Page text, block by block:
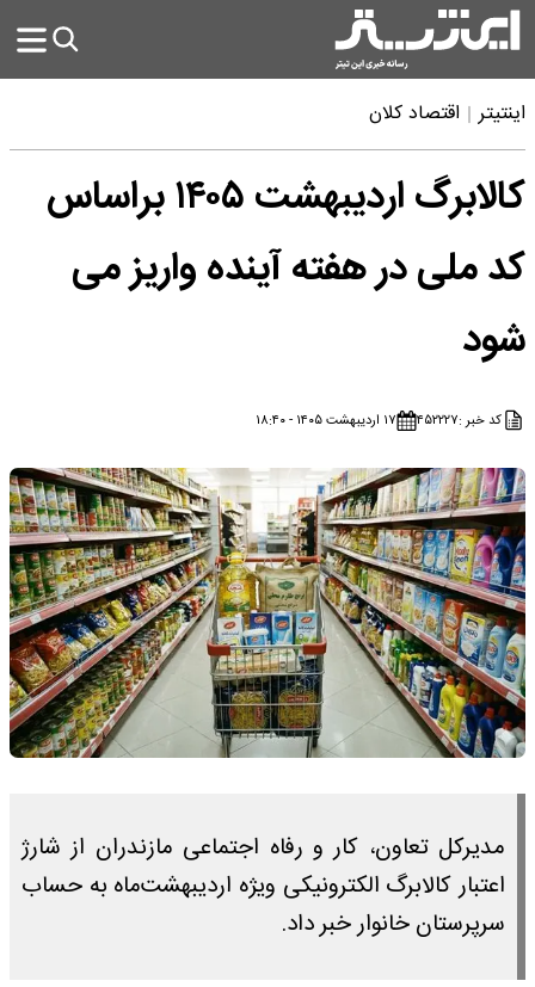
اینتیتر اقتصاد کلان
کالابرگ اردیبهشت ۱۴۰۵ براساس
کد ملی در هفته آینده واریز می
شود
کد خبر :۴۵۲۲۲۷ ۱۷ اردیبهشت ۱۴۰۵ - ۱۸:۴۰
مدیرکل تعاون، کار و رفاه اجتماعی مازندران از شارژ
اعتبار کالابرگ الکترونیکی ویژه اردیبهشت‌ماه به حساب
سرپرستان خانوار خبر داد.